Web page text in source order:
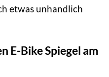
etwas unhandlich
E-Bike Spiegel am